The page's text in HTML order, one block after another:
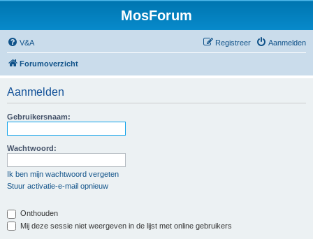
MosForum
V&A Aanmelden
Registreer
Forumoverzicht
Aanmelden
Gebruikersnaam:
Wachtwoord:
Ik ben mijn wachtwoord vergeten
Stuur activatie-e-mail opnieuw
Onthouden
Mij deze sessie niet weergeven in de lijst met online gebruikers